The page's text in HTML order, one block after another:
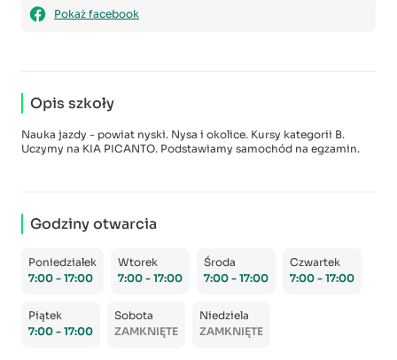
Pokaż facebook
Opis szkoły
Nauka jazdy - powiat nyski. Nysa i okolice. Kursy kategorii B.
Uczymy na KIA PICANTO. Podstawiamy samochód na egzamin.
Godziny otwarcia
Poniedziałek
7:00 - 17:00
Wtorek
7:00 - 17:00
Środa
7:00 - 17:00
Czwartek
7:00 - 17:00
Piątek
7:00 - 17:00
Sobota
ZAMKNIĘTE
Niedziela
ZAMKNIĘTE